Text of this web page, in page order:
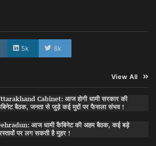
5k 8k
View All
Cabinet: आज होगी धामी सरकार की
बैठक, जनता से जुड़े कई मुद्दों पर फैसला संभव !
आज धामी कैबिनेट की अहम बैठक, कई बड़े
पर लग सकती है मुहर !